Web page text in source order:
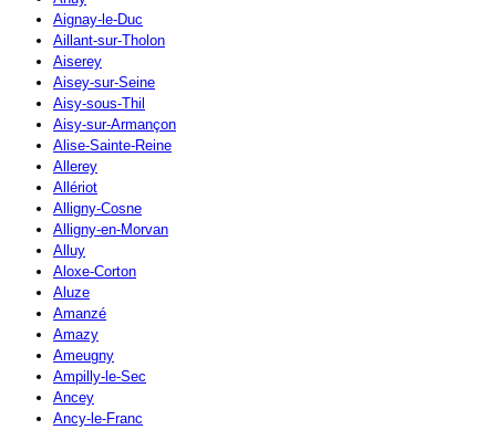
Aignay-le-Duc
Aillant-sur-Tholon
Aiserey
Aisey-sur-Seine
Aisy-sous-Thil
Aisy-sur-Armançon
Alise-Sainte-Reine
Allerey
Allériot
Alligny-Cosne
Alligny-en-Morvan
Alluy
Aloxe-Corton
Aluze
Amanzé
Amazy
Ameugny
Ampilly-le-Sec
Ancey
Ancy-le-Franc